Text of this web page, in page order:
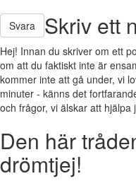
Svara Skriv ett
Hej! Innan du skriver om ett
om att du faktiskt inte är
kommer inte att gå under, vi
minuter - känns det
och frågor, vi älskar att hjälpa
Den här
drömtjej!